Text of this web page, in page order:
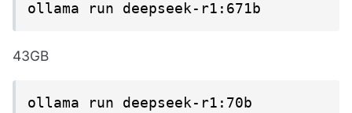
ollama run deepseek-r1:671b
43GB
ollama run deepseek-r1:70b